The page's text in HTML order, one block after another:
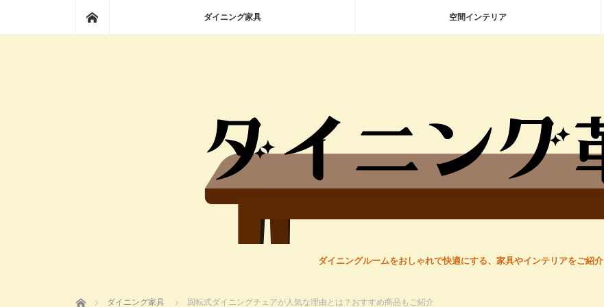
ダイニング家具 空間インテリア
ダイニングルームをおしゃれで快適にする、家具やインテリアをご紹介
ホーム ダイニング家具 回転式ダイニングチェアが人気な理由とは？おすすめ商品もご紹介